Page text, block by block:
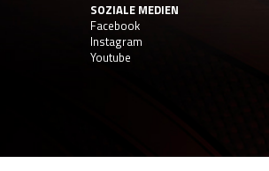
SOZIALE MEDIEN
Facebook
Instagram
Youtube